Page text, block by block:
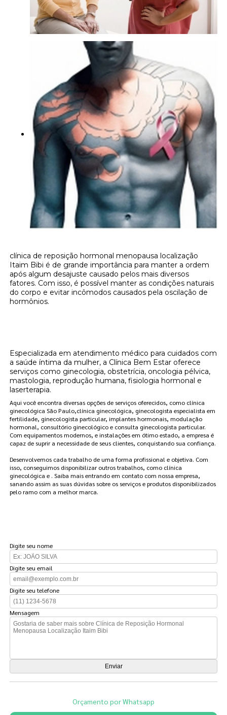
clínica de reposição hormonal menopausa localização
Itaim Bibi é de grande importância para manter a ordem
após algum desajuste causado pelos mais diversos
fatores. Com isso, é possível manter as condições naturais
do corpo e evitar incômodos causados pela oscilação de
hormônios.
Especializada em atendimento médico para cuidados com
a saúde íntima da mulher, a Clínica Bem Estar oferece
serviços como ginecologia, obstetrícia, oncologia pélvica,
mastologia, reprodução humana, fisiologia hormonal e
laserterapia.
Aqui você encontra diversas opções de serviços oferecidos, como clínica
ginecológica São Paulo,clínica ginecológica, ginecologista especialista em
fertilidade, ginecologista particular, implantes hormonais, modulação
hormonal, consultório ginecológico e consulta ginecologista particular.
Com equipamentos modernos, e instalações em ótimo estado, a empresa é
capaz de suprir a necessidade de seus clientes, conquistando sua confiança.
Desenvolvemos cada trabalho de uma forma profissional e objetiva. Com
isso, conseguimos disponibilizar outros trabalhos, como clínica
ginecológica e . Saiba mais entrando em contato com nossa empresa,
sanando assim as suas dúvidas sobre os serviços e produtos disponibilizados
pelo ramo com a melhor marca.
Digite seu nome
Digite seu email
Digite seu telefone
Mensagem
Orçamento por Whatsapp